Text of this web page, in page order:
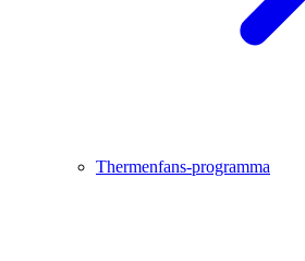
Thermenfans-programma